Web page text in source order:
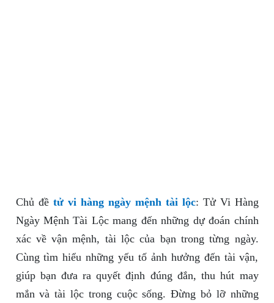
Chủ đề tử vi hàng ngày mệnh tài lộc: Tử Vi Hàng
Ngày Mệnh Tài Lộc mang đến những dự đoán chính
xác về vận mệnh, tài lộc của bạn trong từng ngày.
Cùng tìm hiểu những yếu tố ảnh hưởng đến tài vận,
giúp bạn đưa ra quyết định đúng đắn, thu hút may
mắn và tài lộc trong cuộc sống. Đừng bỏ lỡ những